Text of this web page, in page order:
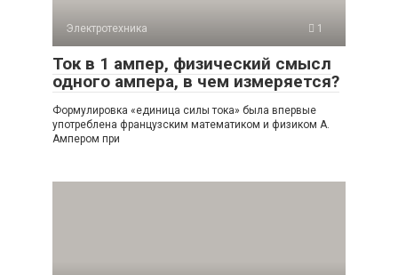
Электротехника 1
Ток в 1 ампер, физический смысл
одного ампера, в чем измеряется?
Формулировка «единица силы тока» была впервые
употреблена французским математиком и физиком А.
Ампером при